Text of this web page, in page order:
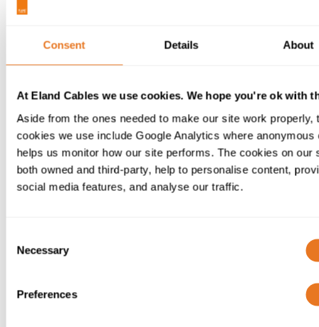
Consent Details About
At Eland Cables we use cookies. We hope you're ok with
Aside from the ones needed to make our site work properly,
cookies we use include Google Analytics where anonymous
helps us monitor how our site performs. The cookies on our
both owned and third-party, help to personalise content,
social media features, and analyse our traffic.
Selection
Necessary
Preferences
BEM-ESTAR
beneficiam de um pacote de saúde e
bem-estar incluído no salário. Desde
o encaminhamento para cuidados
médicos privados e tratamentos, a
reembolsos por ações de saúde do
dia a dia, como consultas de dentista
ou exames de visão, até terapias
respetivas famílias estão bem